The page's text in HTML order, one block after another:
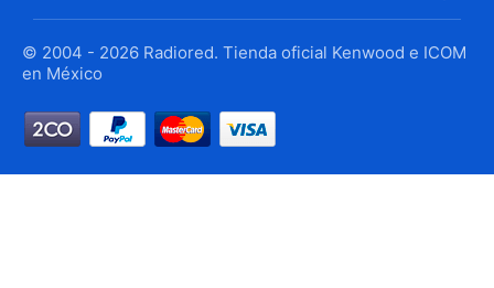
© 2004 - 2026 Radiored. Tienda oficial Kenwood e ICOM
en México